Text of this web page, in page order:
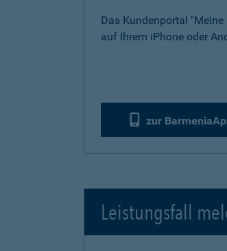
Das Kundenportal
auf Ihrem iPhone oder
zur
Leistungsfall